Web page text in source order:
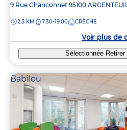
Adresse
la
9 Rue Chanconnet 95100
DISTANCE
2,5 KM 7:30-19:00 CRÈCHE
Voir plus de
Sélectionnée Retirer
Babilou